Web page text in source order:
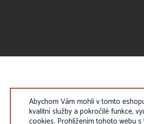
Abychom Vám mohli v tomto
kvalitní služby a pokročilé funkce,
cookies. Prohlížením tohoto webu s